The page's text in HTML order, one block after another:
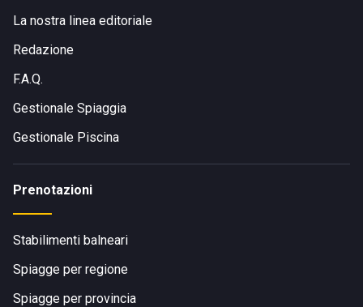
La nostra linea editoriale
Redazione
F.A.Q.
Gestionale Spiaggia
Gestionale Piscina
Prenotazioni
Stabilimenti balneari
Spiagge per regione
Spiagge per provincia